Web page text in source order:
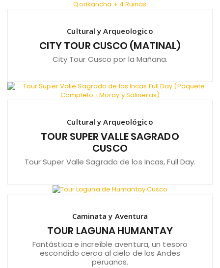
Cultural y Arqueologico
CITY TOUR CUSCO (MATINAL)
City Tour Cusco por la Mañana.
Cultural y Arqueológico
TOUR SUPER VALLE SAGRADO
CUSCO
Tour Super Valle Sagrado de los Incas, Full Day.
Caminata y Aventura
TOUR LAGUNA HUMANTAY
Fantástica e increíble aventura, un tesoro
escondido cerca al cielo de los Andes
peruanos.